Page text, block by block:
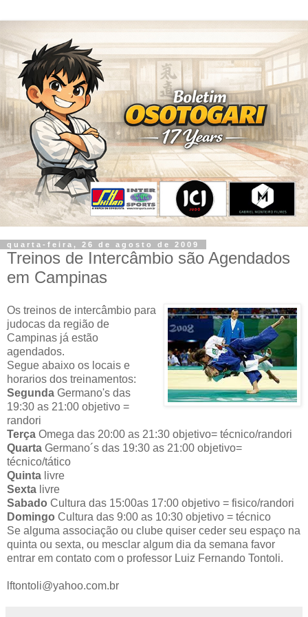
quarta-feira, 26 de agosto de 2009
Treinos de Intercâmbio são Agendados
em Campinas
Os treinos de intercâmbio para
judocas da região de
Campinas já estão
agendados.
Segue abaixo os locais e
horarios dos treinamentos:
Segunda Germano's das
19:30 as 21:00 objetivo =
randori
Terça Omega das 20:00 as 21:30 objetivo= técnico/randori
Quarta Germano´s das 19:30 as 21:00 objetivo=
técnico/tático
Quinta livre
Sexta livre
Sabado Cultura das 15:00as 17:00 objetivo = fisico/randori
Domingo Cultura das 9:00 as 10:30 objetivo = técnico
Se alguma associação ou clube quiser ceder seu espaço na
quinta ou sexta, ou mesclar algum dia da semana favor
entrar em contato com o professor Luiz Fernando Tontoli.
lftontoli@yahoo.com.br